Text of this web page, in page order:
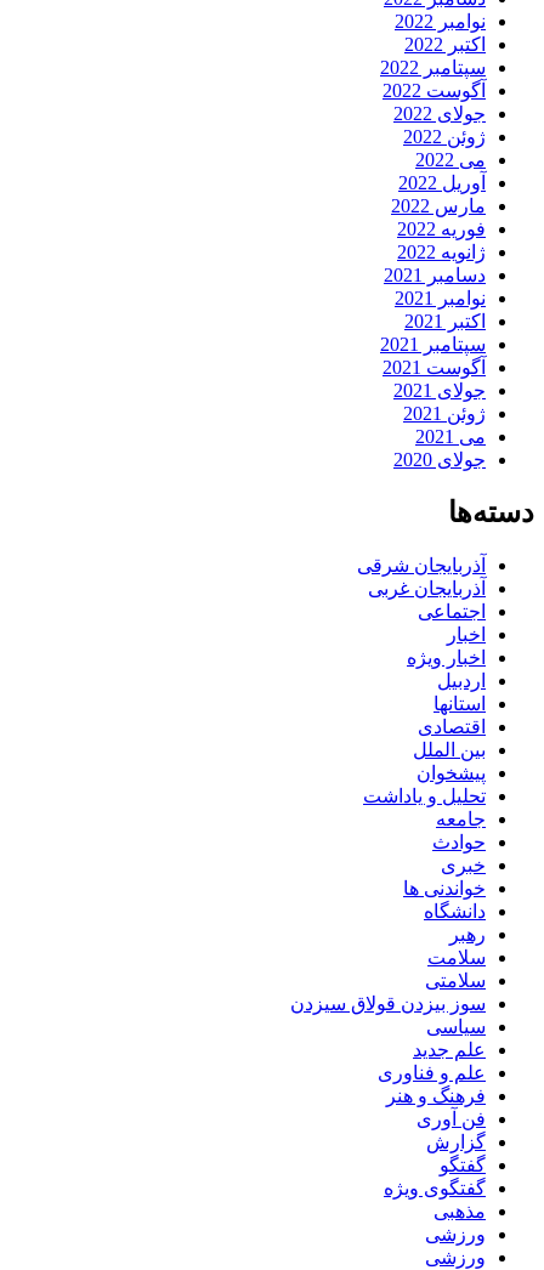
نوامبر 2022
اکتبر 2022
سپتامبر 2022
آگوست 2022
جولای 2022
ژوئن 2022
می 2022
آوریل 2022
مارس 2022
فوریه 2022
ژانویه 2022
دسامبر 2021
نوامبر 2021
اکتبر 2021
سپتامبر 2021
آگوست 2021
جولای 2021
ژوئن 2021
می 2021
جولای 2020
دسته‌ها
آذربایجان شرقی
آذربایجان غربی
اجتماعی
اخبار
اخبار ویژه
اردبیل
استانها
اقتصادی
بین الملل
پیشخوان
تحلیل و یاداشت
جامعه
حوادث
خبری
خواندنی ها
دانشگاه
رهبر
سلامت
سلامتی
سوز بیزدن قولاق سیزدن
سیاسی
علم جدید
علم و فناوری
فرهنگ و هنر
فن آوری
گزارش
گفتگو
گفتگوی ویژه
مذهبی
ورزشی
ورزشی